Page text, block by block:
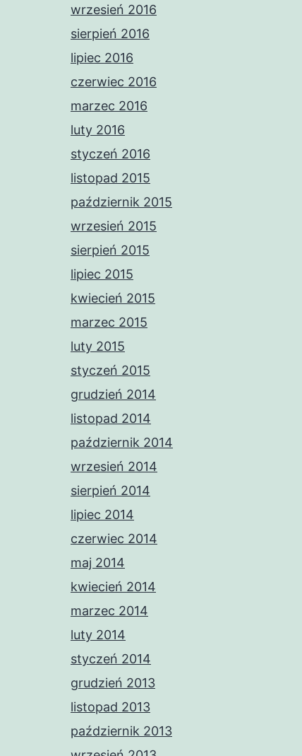
wrzesień 2016
sierpień 2016
lipiec 2016
czerwiec 2016
marzec 2016
luty 2016
styczeń 2016
listopad 2015
październik 2015
wrzesień 2015
sierpień 2015
lipiec 2015
kwiecień 2015
marzec 2015
luty 2015
styczeń 2015
grudzień 2014
listopad 2014
październik 2014
wrzesień 2014
sierpień 2014
lipiec 2014
czerwiec 2014
maj 2014
kwiecień 2014
marzec 2014
luty 2014
styczeń 2014
grudzień 2013
listopad 2013
październik 2013